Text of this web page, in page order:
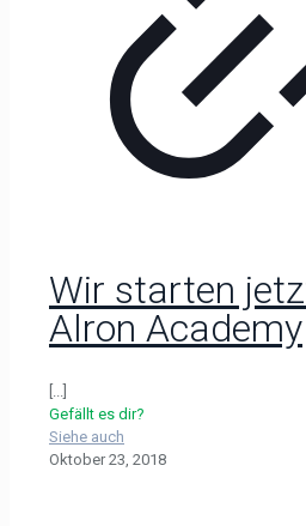
Wir starten
Alron Academy
Gefällt es dir?
Siehe auch
Oktober 23, 2018